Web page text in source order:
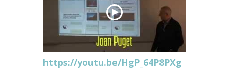
https://youtu.be/HgP_64P8PXg